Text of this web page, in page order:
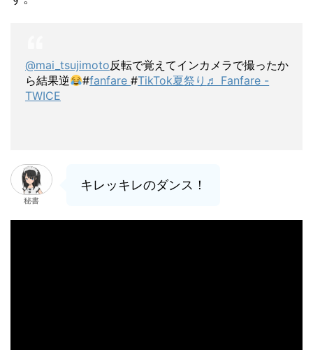
@mai_tsujimoto反転で覚えてインカメラで撮ったか
ら結果逆
#fanfare#TikTok夏祭り ♬ Fanfare -
TWICE
秘書
キレッキレのダンス！